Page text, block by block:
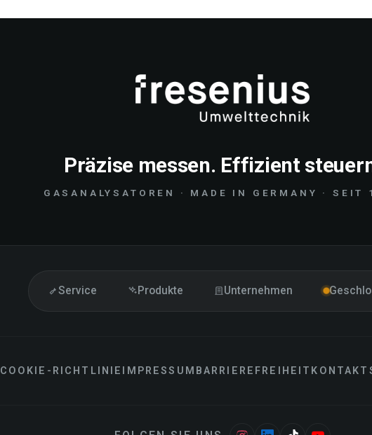
Präzise messen. Effizient
GASANALYSATOREN · MADE IN GERMANY · SEIT
Service Produkte Unternehmen
COOKIE-RICHTLINIE IMPRESSUM BARRIEREFREIHEIT KONTAKT